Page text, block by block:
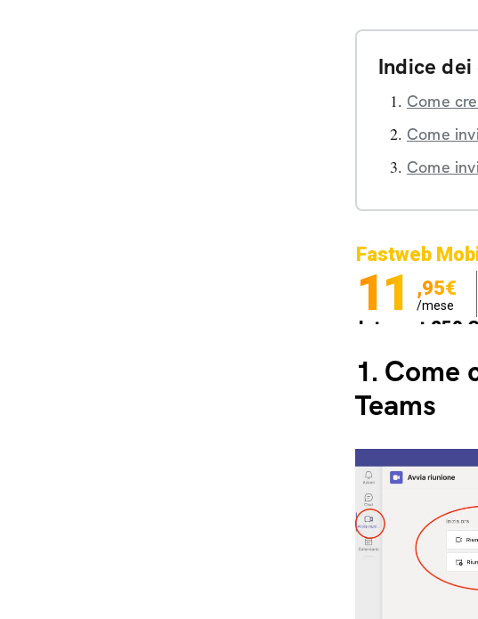
Indice
Come
Come
Come
Fastweb
11 ,95€
/mese
Internet 250
1. Come
Teams